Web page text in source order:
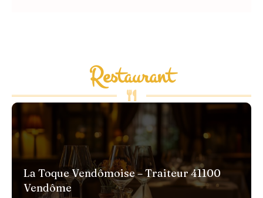
Restaurant
La Toque Vendômoise – Traiteur 41100
Vendôme